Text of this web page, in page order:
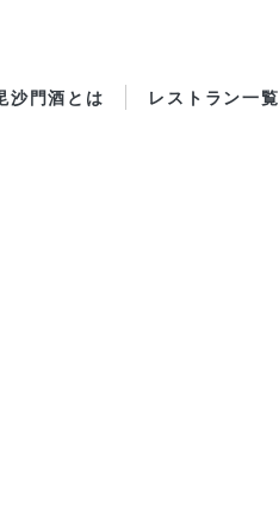
沙門酒とは レストラン一覧